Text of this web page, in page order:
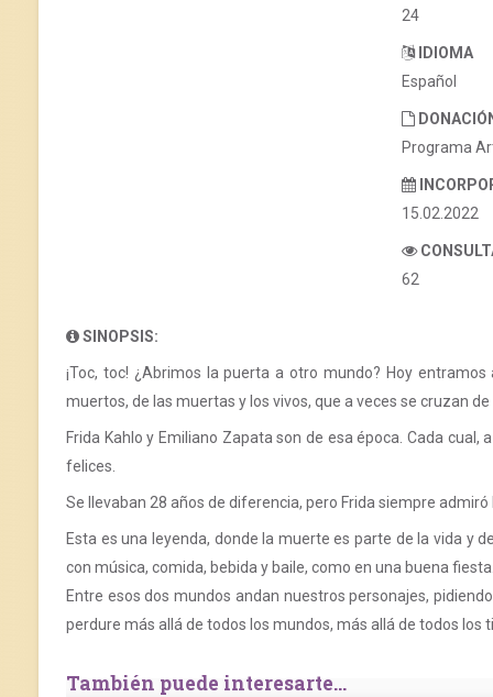
24
IDIOMA
Español
Programa
15.02.2022
62
SINOPSIS:
¡Toc, toc! ¿Abrimos la puerta a otro mundo? Hoy
muertos, de las muertas y los vivos, que a veces se cruzan
Frida Kahlo y Emiliano Zapata son de esa época. Cada
felices.
Se llevaban 28 años de diferencia, pero Frida siempre
Esta es una leyenda, donde la muerte es parte de la vida y
con música, comida, bebida y baile, como en una buena
Entre esos dos mundos andan nuestros personajes,
perdure más allá de todos los mundos, más allá de todos los
También puede interesarte...